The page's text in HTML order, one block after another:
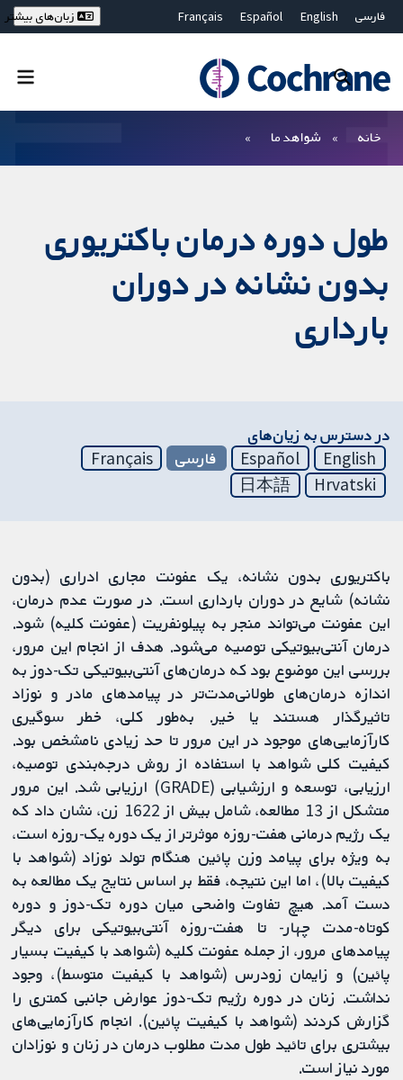
فارسی English
Español
Français
Bahasa Malaysia
ไทย
繁體中文
زبان‌های بیشتر
خانه شواهد ما
طول دوره درمان باکتریوری
بدون نشانه در دوران
بارداری
در دسترس به زیان‌های
English
Español فارسی
Français
Hrvatski
日本語
باکتریوری بدون نشانه، یک عفونت مجاری ادراری (بدون
نشانه) شایع در دوران بارداری است. در صورت عدم درمان،
این عفونت می‌تواند منجر به پیلونفریت (عفونت کلیه) شود.
درمان آنتی‌بیوتیکی توصیه می‌شود. هدف از انجام این مرور،
بررسی این موضوع بود که درمان‌های آنتی‌بیوتیکی تک-دوز به
اندازه درمان‌های طولانی‌‌مدت‌تر در پیامدهای مادر و نوزاد
تاثیرگذار هستند یا خیر. به‌طور کلی، خطر سوگیری
کارآزمایی‌های موجود در این مرور تا حد زیادی نامشخص بود.
کیفیت کلی شواهد با استفاده از روش درجه‌‏بندی توصیه‏،
ارزیابی، توسعه و ارزشیابی (GRADE) ارزیابی شد. این مرور
متشکل از 13 مطالعه، شامل بیش از 1622 زن، نشان داد که
یک رژیم درمانی هفت-روزه موثرتر از یک دوره یک-روزه است،
به ویژه برای پیامد وزن پائین هنگام تولد نوزاد (شواهد با
کیفیت بالا)، اما این نتیجه، فقط بر اساس نتایج یک مطالعه به
دست آمد. هیچ تفاوت واضحی میان دوره تک-دوز و دوره
کوتاه-مدت چهار- تا هفت-روزه آنتی‌بیوتیکی برای دیگر
پیامدهای مرور، از جمله عفونت کلیه (شواهد با کیفیت بسیار
پائین) و زایمان زودرس (شواهد با کیفیت متوسط)، وجود
نداشت. زنان در دوره رژیم تک-دوز عوارض جانبی کمتری را
گزارش کردند (شواهد با کیفیت پائین). انجام کارآزمایی‌های
بیشتری برای تائید طول مدت مطلوب درمان در زنان و نوزادان
مورد نیاز است.